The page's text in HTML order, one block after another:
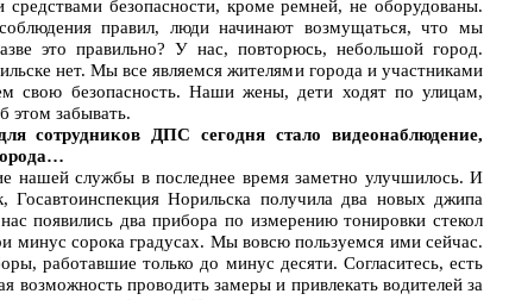
безопасности, кроме ремней, не оборудованы.
правил, люди начинают возмущаться, что мы
это правильно? У нас, повторюсь, небольшой город.
нет. Мы все являемся жителями города и участниками
свою безопасность. Наши жены, дети ходят по улицам,
этом забывать.
сотрудников ДПС сегодня стало видеонаблюдение,
нашей службы в последнее время заметно улучшилось. И
Госавтоинспекция Норильска получила два новых джипа
появились два прибора по измерению тонировки стекол
минус сорока градусах. Мы вовсю пользуемся ими сейчас.
работавшие только до минус десяти. Согласитесь, есть
возможность проводить замеры и привлекать водителей за